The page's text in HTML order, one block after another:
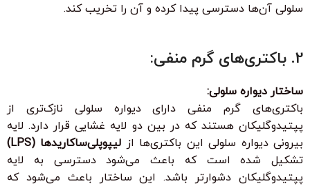
سلولی آن‌ها دسترسی پیدا کرده و آن را تخریب کند.
2. باکتری‌های گرم منفی:
ساختار دیواره سلولی:
باکتری‌های گرم منفی دارای دیواره سلولی نازک‌تری از
پپتیدوگلیکان هستند که در بین دو لایه غشایی قرار دارد. لایه
بیرونی دیواره سلولی این باکتری‌ها از لیپوپلی‌ساکاریدها (LPS)
تشکیل شده است که باعث می‌شود دسترسی به لایه
پپتیدوگلیکان دشوارتر باشد. این ساختار باعث می‌شود که